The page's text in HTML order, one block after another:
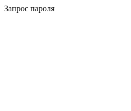
Запрос пароля